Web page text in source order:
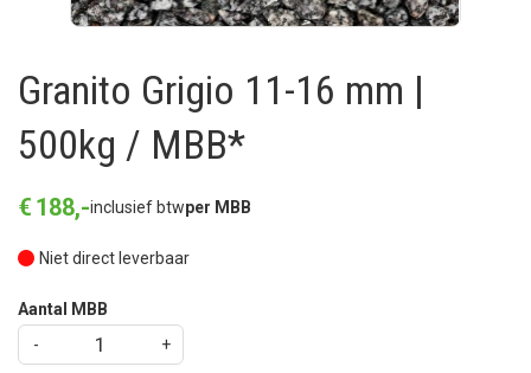
Granito Grigio 11-16 mm |
500kg / MBB*
€ 188,-inclusief btwper MBB
Niet direct leverbaar
Aantal MBB